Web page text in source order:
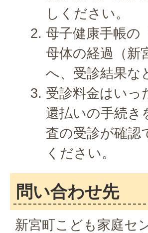
しください。
母子健康手帳の
母体の経過（新
へ、受診結果な
受診料金はいっ
還払いの手続き
査の受診が確認
ください。
問い合わせ先
新宮町こども家庭セ